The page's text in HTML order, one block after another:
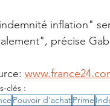
inflation"
précise
clés :
Pouvoir d'achatPrime